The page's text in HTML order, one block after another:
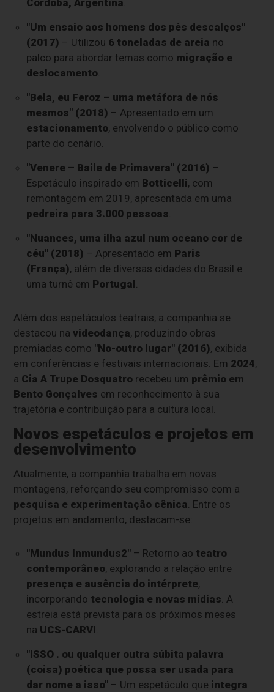
Córdoba, Argentina.
"Um ensaio aos homens dos pés descalços"
(2017) – Utilizou 6 toneladas de areia no
palco para abordar temas como migração e
deslocamento.
"Bela, eu Feroz – uma metáfora de nós
mesmos" (2018) – Apresentado em um
estacionamento, envolvendo o público como
parte do cenário.
"Venere – Baile de Primavera" (2016) –
Espetáculo inspirado em Botticelli, com
remontagem em 2019, apresentada em uma
pedreira para 3.000 pessoas.
"Nuances, uma ilha azul num oceano cor de
céu" (2018) – Apresentado em Paris
(França), além de diversas cidades do Brasil e
uma turnê em Portugal .
Além dos espetáculos teatrais, a companhia se
destacou navideodança, produzindo obras
premiadas como "No-outro lugar" (2016), exibida
em conferências e festivais internacionais. Em 2024,
a Cia A Trupe Dosquatro recebeu um prêmio em
Bento Gonçalves em reconhecimento à sua
trajetória e contribuição para a cultura local.
Novos espetáculos e projetos em
desenvolvimento
Atualmente, a companhia trabalha em novas
montagens, reforçando seu compromisso com a
pesquisa e experimentação cênica. Entre os
projetos em andamento, destacam-se:
"Mundus Inmundus2"– Retorno ao teatro
contemporâneo, explorando a relação entre
presença e ausência do intérprete,
incorporando tecnologia e novas mídias. A
estreia está prevista para os próximos meses
na UCS-CARVI.
"ISSO . ou qualquer outra súbita palavra
(coisa) poética que possa ser usada para
dar nome a isso"– Um espetáculo que integra